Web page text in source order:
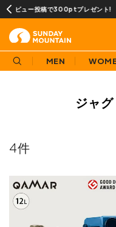
ト! 当
MEN
ジャ
4